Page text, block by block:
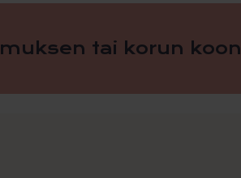
tai korun